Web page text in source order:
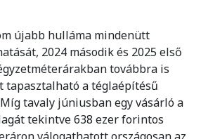
újabb hulláma mindenütt
2024 második és 2025 első
továbbra is
tapasztalható a téglaépítésű
tavaly júniusban egy vásárló a
tekintve 638 ezer forintos